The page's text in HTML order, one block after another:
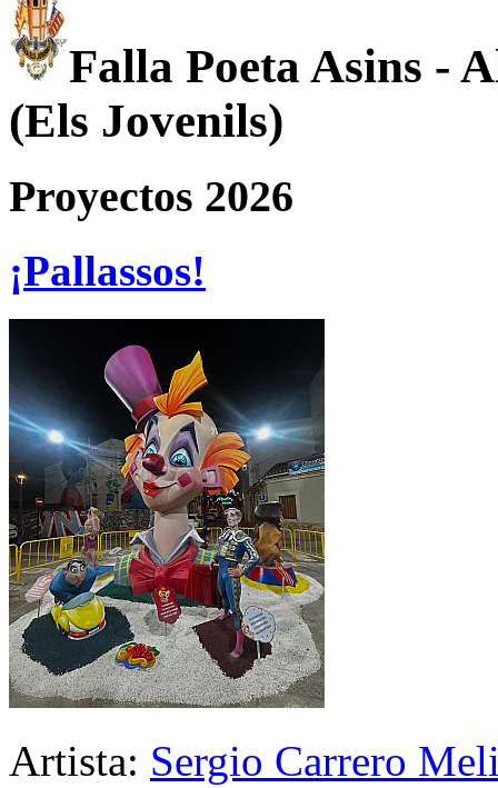
Falla Poeta Asins -
(Els Jovenils)
Proyectos 2026
¡Pallassos!
Artista: Sergio Carrero